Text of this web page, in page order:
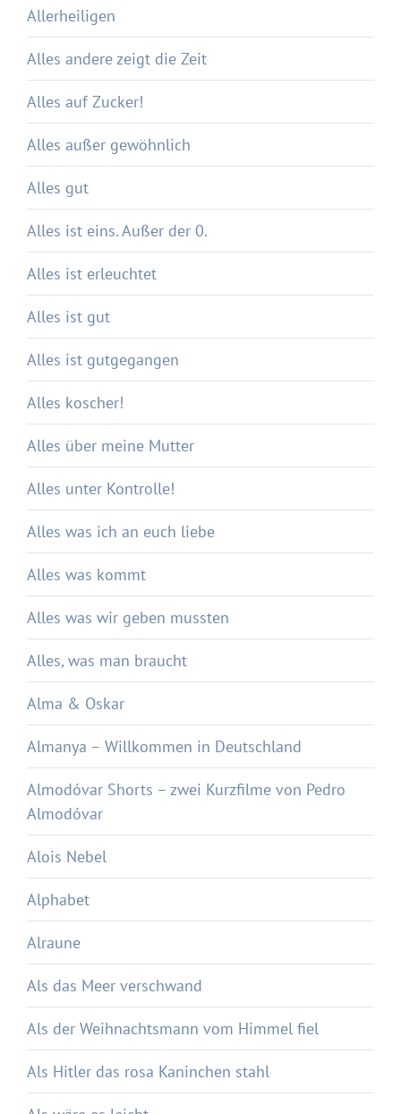
Allerheiligen
Alles andere zeigt die Zeit
Alles auf Zucker!
Alles außer gewöhnlich
Alles gut
Alles ist eins. Außer der 0.
Alles ist erleuchtet
Alles ist gut
Alles ist gutgegangen
Alles koscher!
Alles über meine Mutter
Alles unter Kontrolle!
Alles was ich an euch liebe
Alles was kommt
Alles was wir geben mussten
Alles, was man braucht
Alma & Oskar
Almanya – Willkommen in Deutschland
Almodóvar Shorts – zwei Kurzfilme von Pedro
Almodóvar
Alois Nebel
Alphabet
Alraune
Als das Meer verschwand
Als der Weihnachtsmann vom Himmel fiel
Als Hitler das rosa Kaninchen stahl